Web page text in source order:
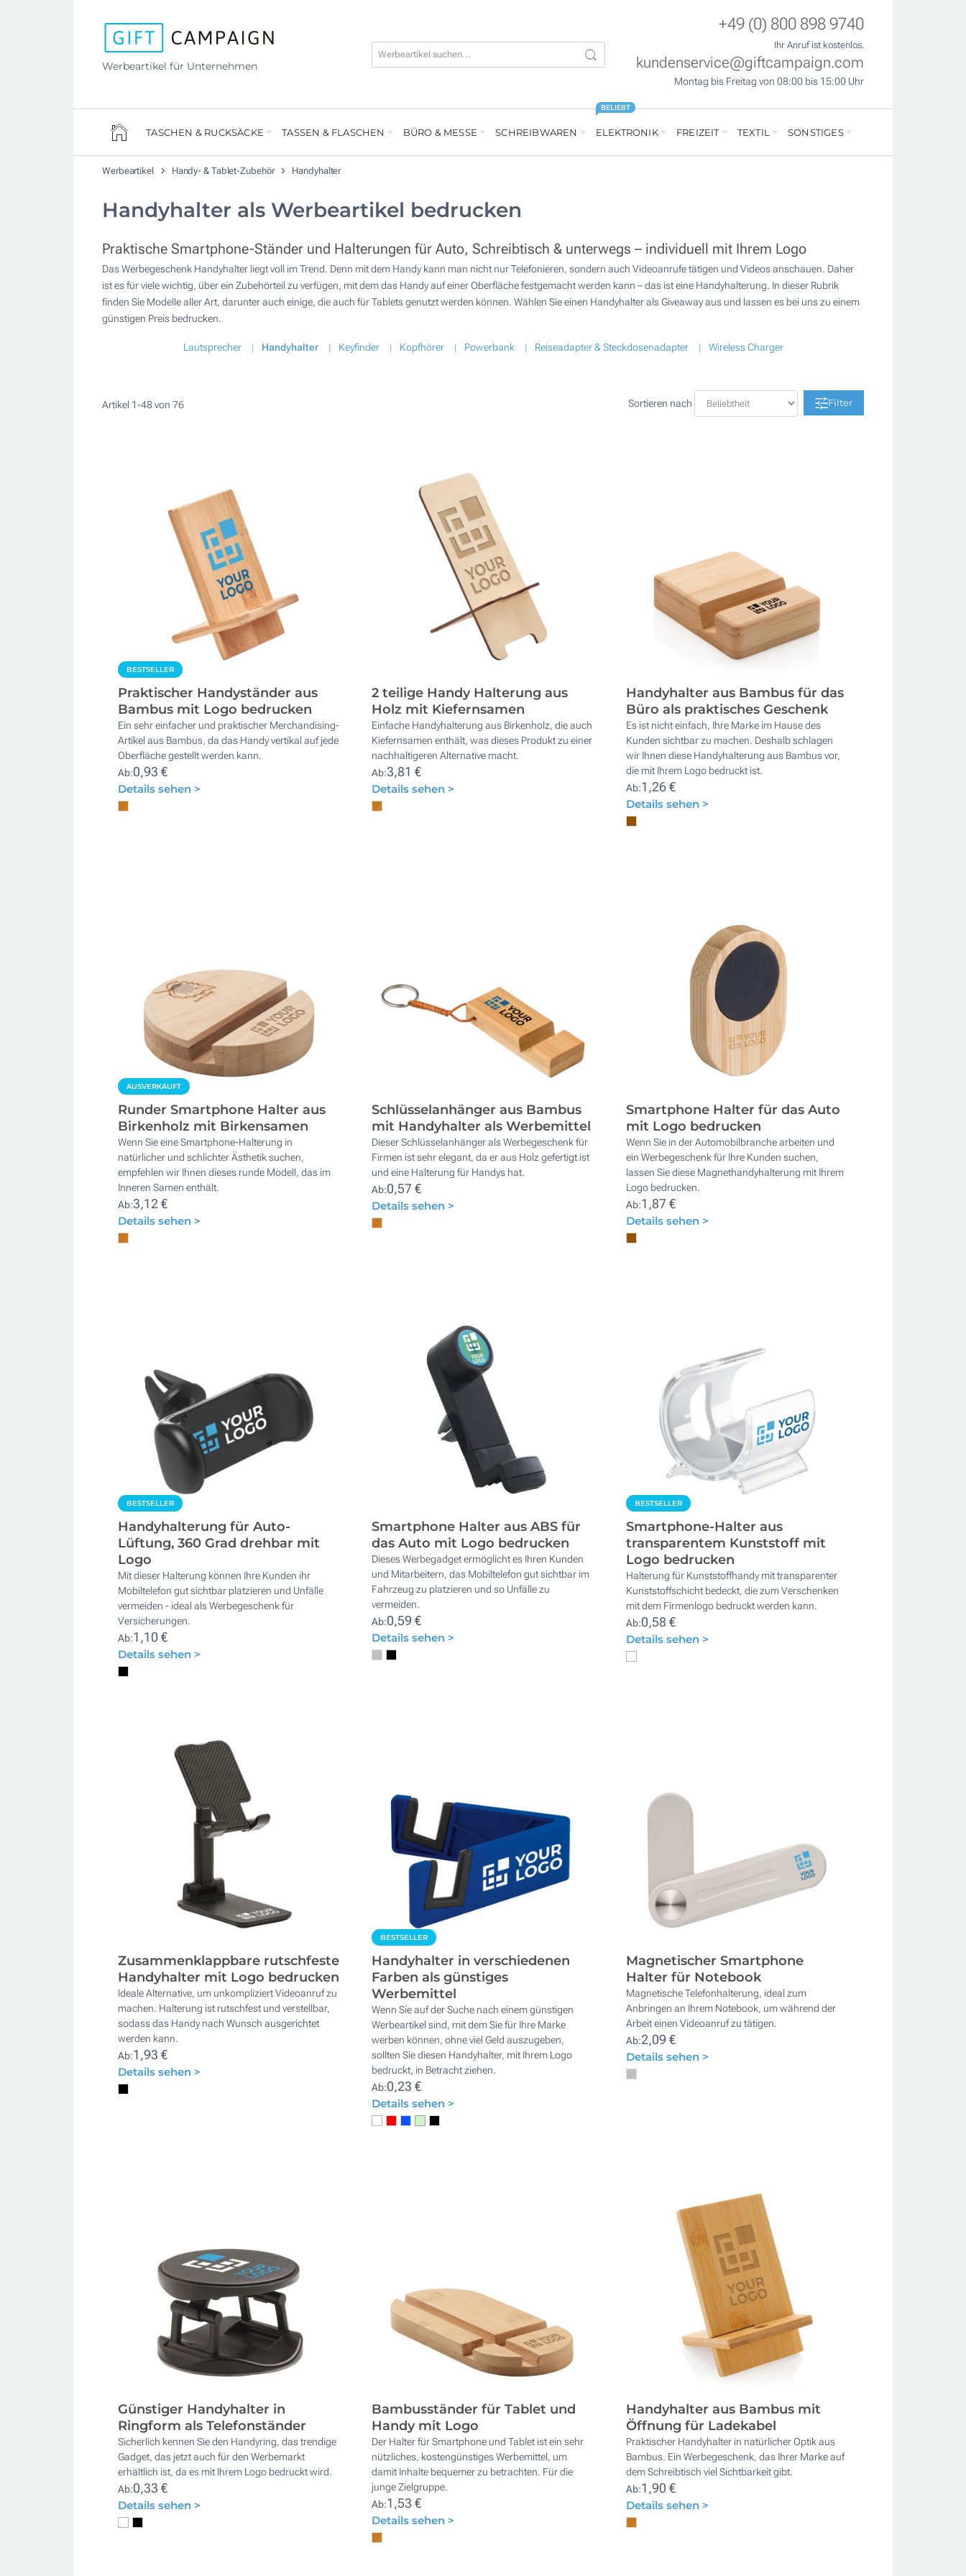
Werbeartikel für Unternehmen
+49 (0) 800 898 9740
Ihr Anruf ist kostenlos.
kundenservice@giftcampaign.com
Montag bis Freitag von 08:00 bis 15:00 Uhr
TASCHEN & RUCKSÄCKE TASSEN & FLASCHEN BÜRO & MESSE SCHREIBWAREN ELEKTRONIK
BELIEBT
FREIZEIT TEXTIL SONSTIGES
Werbeartikel Handy- & Tablet-Zubehör Handyhalter
Handyhalter als Werbeartikel bedrucken
Praktische Smartphone-Ständer und Halterungen für Auto, Schreibtisch & unterwegs – individuell mit Ihrem Logo
Das Werbegeschenk Handyhalter liegt voll im Trend. Denn mit dem Handy kann man nicht nur Telefonieren, sondern auch Videoanrufe tätigen und Videos anschauen. Daher
ist es für viele wichtig, über ein Zubehörteil zu verfügen, mit dem das Handy auf einer Oberfläche festgemacht werden kann – das ist eine Handyhalterung. In dieser Rubrik
finden Sie Modelle aller Art, darunter auch einige, die auch für Tablets genutzt werden können. Wählen Sie einen Handyhalter als Giveaway aus und lassen es bei uns zu einem
günstigen Preis bedrucken.
Lautsprecher Handyhalter Keyfinder Kopfhörer Powerbank Reiseadapter & Steckdosenadapter Wireless Charger
Artikel 1-48von 76 Sortieren nach Filter
BESTSELLER
Praktischer Handyständer aus
Bambus mit Logo bedrucken
Ein sehr einfacher und praktischer Merchandising-
Artikel aus Bambus, da das Handy vertikal auf jede
Oberfläche gestellt werden kann.
Ab:0,93 €
Details sehen >
2 teilige Handy Halterung aus
Holz mit Kiefernsamen
Einfache Handyhalterung aus Birkenholz, die auch
Kiefernsamen enthält, was dieses Produkt zu einer
nachhaltigeren Alternative macht.
Ab:3,81 €
Details sehen >
Handyhalter aus Bambus für das
Büro als praktisches Geschenk
Es ist nicht einfach, Ihre Marke im Hause des
Kunden sichtbar zu machen. Deshalb schlagen
wir Ihnen diese Handyhalterung aus Bambus vor,
die mit Ihrem Logo bedruckt ist.
Ab:1,26 €
Details sehen >
AUSVERKAUFT
Runder Smartphone Halter aus
Birkenholz mit Birkensamen
Wenn Sie eine Smartphone-Halterung in
natürlicher und schlichter Ästhetik suchen,
empfehlen wir Ihnen dieses runde Modell, das im
Inneren Samen enthält.
Ab:3,12 €
Details sehen >
Schlüsselanhänger aus Bambus
mit Handyhalter als Werbemittel
Dieser Schlüsselanhänger als Werbegeschenk für
Firmen ist sehr elegant, da er aus Holz gefertigt ist
und eine Halterung für Handys hat.
Ab:0,57 €
Details sehen >
Smartphone Halter für das Auto
mit Logo bedrucken
Wenn Sie in der Automobilbranche arbeiten und
ein Werbegeschenk für Ihre Kunden suchen,
lassen Sie diese Magnethandyhalterung mit Ihrem
Logo bedrucken.
Ab:1,87 €
Details sehen >
BESTSELLER
Handyhalterung für Auto-
Lüftung, 360 Grad drehbar mit
Logo
Mit dieser Halterung können Ihre Kunden ihr
Mobiltelefon gut sichtbar platzieren und Unfälle
vermeiden - ideal als Werbegeschenk für
Versicherungen.
Ab:1,10 €
Details sehen >
Smartphone Halter aus ABS für
das Auto mit Logo bedrucken
Dieses Werbegadget ermöglicht es Ihren Kunden
und Mitarbeitern, das Mobiltelefon gut sichtbar im
Fahrzeug zu platzieren und so Unfälle zu
vermeiden.
Ab:0,59 €
Details sehen >
BESTSELLER
Smartphone-Halter aus
transparentem Kunststoff mit
Logo bedrucken
Halterung für Kunststoffhandy mit transparenter
Kunststoffschicht bedeckt, die zum Verschenken
mit dem Firmenlogo bedruckt werden kann.
Ab:0,58 €
Details sehen >
Zusammenklappbare rutschfeste
Handyhalter mit Logo bedrucken
Ideale Alternative, um unkompliziert Videoanruf zu
machen. Halterung ist rutschfest und verstellbar,
sodass das Handy nach Wunsch ausgerichtet
werden kann.
Ab:1,93 €
Details sehen >
BESTSELLER
Handyhalter in verschiedenen
Farben als günstiges
Werbemittel
Wenn Sie auf der Suche nach einem günstigen
Werbeartikel sind, mit dem Sie für Ihre Marke
werben können, ohne viel Geld auszugeben,
sollten Sie diesen Handyhalter, mit Ihrem Logo
bedruckt, in Betracht ziehen.
Ab:0,23 €
Details sehen >
Magnetischer Smartphone
Halter für Notebook
Magnetische Telefonhalterung, ideal zum
Anbringen an Ihrem Notebook, um während der
Arbeit einen Videoanruf zu tätigen.
Ab:2,09 €
Details sehen >
Günstiger Handyhalter in
Ringform als Telefonständer
Sicherlich kennen Sie den Handyring, das trendige
Gadget, das jetzt auch für den Werbemarkt
erhältlich ist, da es mit Ihrem Logo bedruckt wird.
Ab:0,33 €
Details sehen >
Bambusständer für Tablet und
Handy mit Logo
Der Halter für Smartphone und Tablet ist ein sehr
nützliches, kostengünstiges Werbemittel, um
damit Inhalte bequemer zu betrachten. Für die
junge Zielgruppe.
Ab:1,53 €
Details sehen >
Handyhalter aus Bambus mit
Öffnung für Ladekabel
Praktischer Handyhalter in natürlicher Optik aus
Bambus. Ein Werbegeschenk, das Ihrer Marke auf
dem Schreibtisch viel Sichtbarkeit gibt.
Ab:1,90 €
Details sehen >